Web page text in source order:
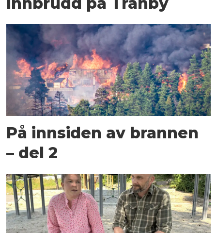
På innsiden av brannen
– del 2